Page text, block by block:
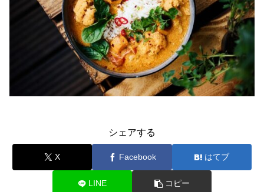
シェアする
X Facebook はてブ
LINE コピー